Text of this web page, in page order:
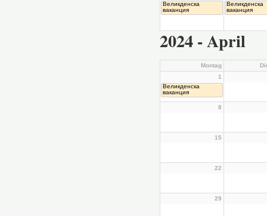
Великденска
ваканция
Великденска
ваканция
2024 - April
Montag
1
Великденска
ваканция
8
15
22
29